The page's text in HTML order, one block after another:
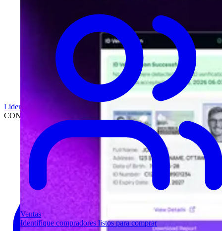
Ventas
Identifique compradores listos para comprar
Liderazgo
CONCESIONARIOS